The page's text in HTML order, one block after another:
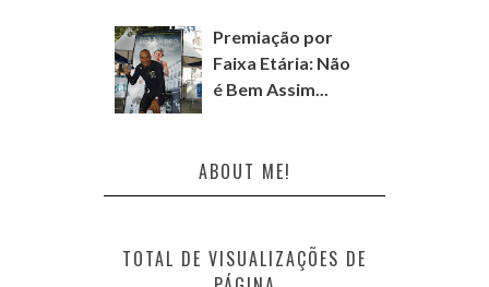
Premiação por
Faixa Etária: Não
é Bem Assim...
ABOUT ME!
TOTAL DE VISUALIZAÇÕES DE